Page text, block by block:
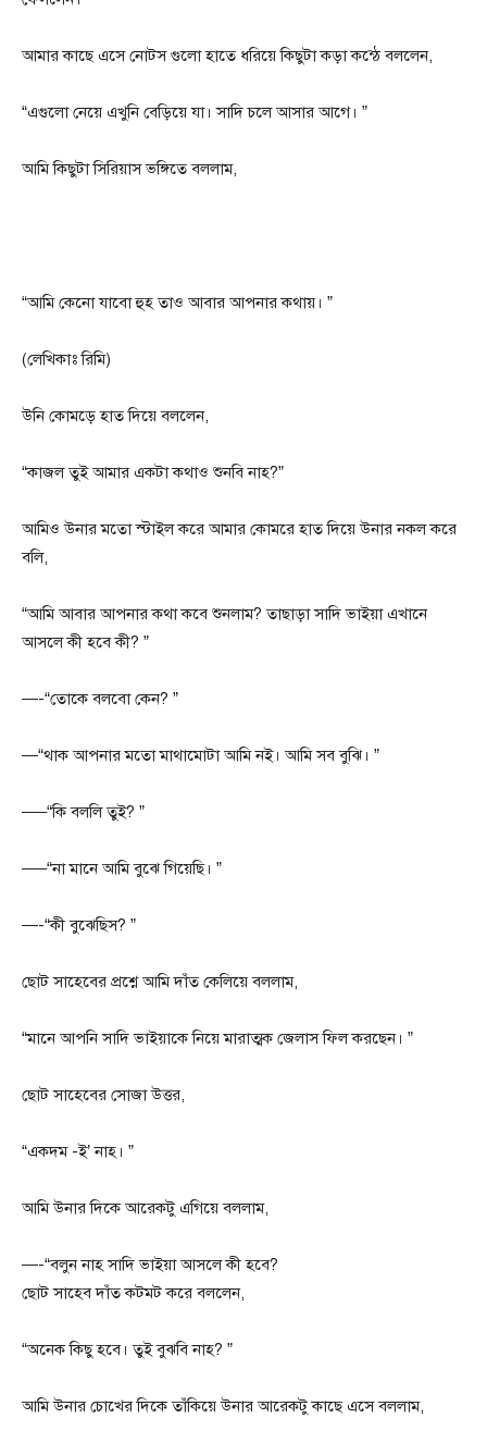
আমার কাছে এসে নোটস গুলো হাতে ধরিয়ে কিছুটা কড়া কন্ঠে বললেন,
“এগুলো নেয়ে এখুনি বেড়িয়ে যা। সাদি চলে আসার আগে। ”
আমি কিছুটা সিরিয়াস ভঙ্গিতে বললাম,
“আমি কেনো যাবো হুহ তাও আবার আপনার কথায়। ”
(লেখিকাঃ রিমি)
উনি কোমড়ে হাত দিয়ে বললেন,
“কাজল তুই আমার একটা কথাও শুনবি নাহ?”
আমিও উনার মতো স্টাইল করে আমার কোমরে হাত দিয়ে উনার নকল করে
বলি,
“আমি আবার আপনার কথা কবে শুনলাম? তাছাড়া সাদি ভাইয়া এখানে
আসলে কী হবে কী? ”
—-“তোকে বলবো কেন? ”
—“থাক আপনার মতো মাথামোটা আমি নই। আমি সব বুঝি। ”
—–“কি বললি তুই? ”
—–“না মানে আমি বুঝে গিয়েছি। ”
—-“কী বুঝেছিস? ”
ছোট সাহেবের প্রশ্নে আমি দাঁত কেলিয়ে বললাম,
“মানে আপনি সাদি ভাইয়াকে নিয়ে মারাত্মক জেলাস ফিল করছেন। ”
ছোট সাহেবের সোজা উত্তর,
“একদম -ই’ নাহ। ”
আমি উনার দিকে আরেকটু এগিয়ে বললাম,
—-“বলুন নাহ সাদি ভাইয়া আসলে কী হবে?
ছোট সাহেব দাঁত কটমট করে বললেন,
“অনেক কিছু হবে। তুই বুঝবি নাহ? ”
আমি উনার চোখের দিকে তাঁকিয়ে উনার আরেকটু কাছে এসে বললাম,